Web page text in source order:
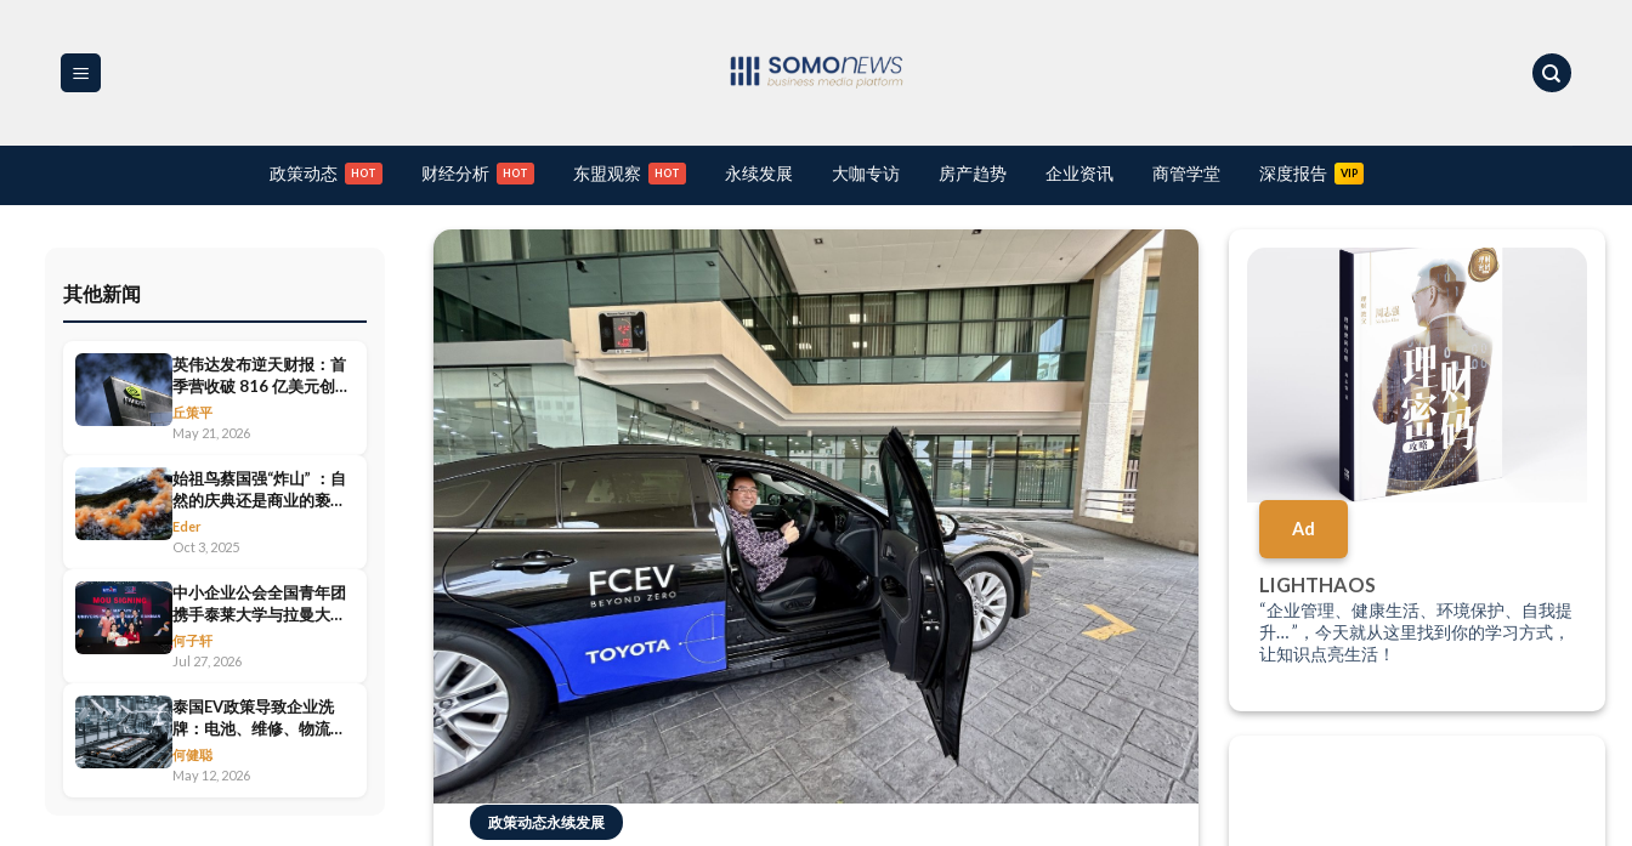
政策动态 财经分析 东盟观察 永续发展 大咖专访 房产趋势 企业资讯 商管学堂 深度报告
其他新闻
英伟达发布逆天财报：首
季营收破 816 亿美元创历
史新高，追加 800 亿回
购、股息狂飙 24 倍！
丘策平
May 21, 2026
始祖鸟蔡国强“炸山” ：自
然的庆典还是商业的亵
渎？——从ESG视角反思
品牌营销
Eder
Oct 3, 2025
中小企业公会全国青年团
携手泰莱大学与拉曼大学
签署MOU，推动产学合作
建立企业人才对接平台
何子轩
Jul 27, 2026
泰国EV政策导致企业洗
牌：电池、维修、物流和
出口，谁会成为下一波赢
家？
何健聪
May 12, 2026
政策动态永续发展
Ad
LIGHTHAOS
“企业管理、健康生活、环境保护、自我提
升… ”，今天就从这里找到你的学习方式，
让知识点亮生活！